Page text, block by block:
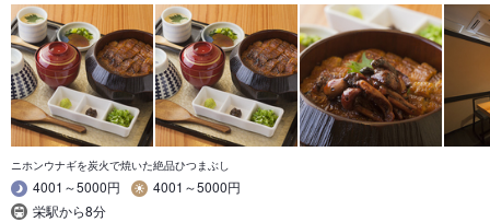
ニホンウナギを炭火で焼いた絶品ひつまぶし
4001～5000円
4001～5000円
栄駅から8分